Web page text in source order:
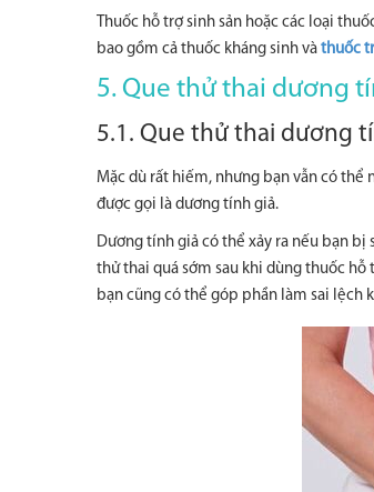
Thuốc hỗ trợ sinh sản hoặc các loại
bao gồm cả thuốc kháng sinh và thuốc
5. Que thử thai dương
5.1. Que thử thai dương
Mặc dù rất hiếm, nhưng bạn vẫn có
được gọi là dương tính giả.
Dương tính giả có thể xảy ra nếu bạn
thử thai quá sớm sau khi dùng thuốc hỗ
bạn cũng có thể góp phần làm sai lệch